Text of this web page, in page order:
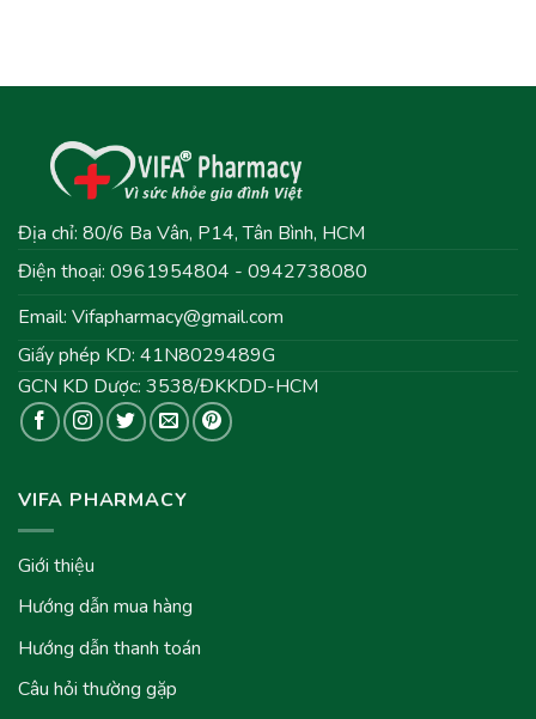
Địa chỉ: 80/6 Ba Vân, P14, Tân Bình, HCM
Điện thoại: 0961954804 - 0942738080
Email: Vifapharmacy@gmail.com
Giấy phép KD: 41N8029489G
GCN KD Dược: 3538/ĐKKDD-HCM
VIFA PHARMACY
Giới thiệu
Hướng dẫn mua hàng
Hướng dẫn thanh toán
Câu hỏi thường gặp